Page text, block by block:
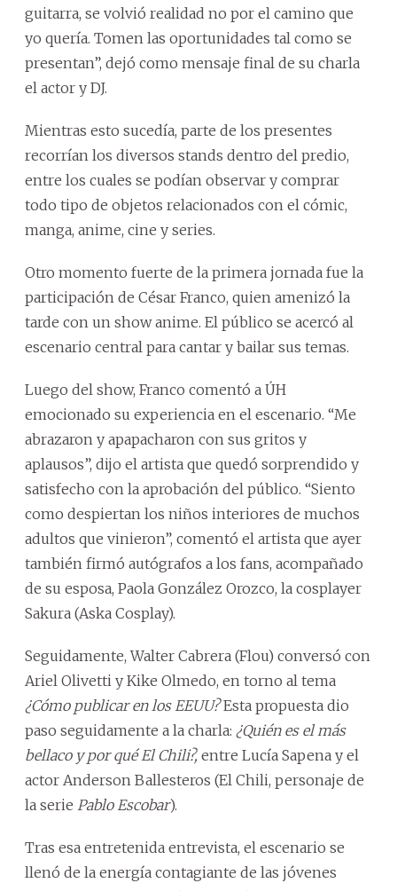
guitarra, se volvió realidad no por el camino que
yo quería. Tomen las oportunidades tal como se
presentan”, dejó como mensaje final de su charla
el actor y DJ.
Mientras esto sucedía, parte de los presentes
recorrían los diversos stands dentro del predio,
entre los cuales se podían observar y comprar
todo tipo de objetos relacionados con el cómic,
manga, anime, cine y series.
Otro momento fuerte de la primera jornada fue la
participación de César Franco, quien amenizó la
tarde con un show anime. El público se acercó al
escenario central para cantar y bailar sus temas.
Luego del show, Franco comentó a ÚH
emocionado su experiencia en el escenario. “Me
abrazaron y apapacharon con sus gritos y
aplausos”, dijo el artista que quedó sorprendido y
satisfecho con la aprobación del público. “Siento
como despiertan los niños interiores de muchos
adultos que vinieron”, comentó el artista que ayer
también firmó autógrafos a los fans, acompañado
de su esposa, Paola González Orozco, la cosplayer
Sakura (Aska Cosplay).
Seguidamente, Walter Cabrera (Flou) conversó con
Ariel Olivetti y Kike Olmedo, en torno al tema
¿Cómo publicar en los EEUU?Esta propuesta dio
paso seguidamente a la charla: ¿Quién es el más
bellaco y por qué El Chili?, entre Lucía Sapena y el
actor Anderson Ballesteros (El Chili, personaje de
la serie Pablo Escobar).
Tras esa entretenida entrevista, el escenario se
llenó de la energía contagiante de las jóvenes